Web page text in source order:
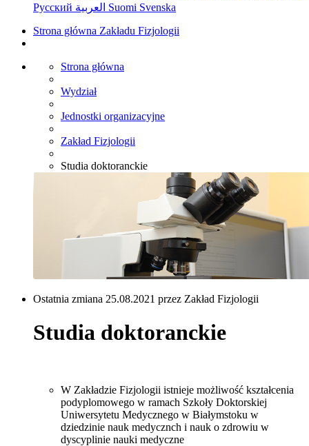
Русский
Suomi Svenska
Strona główna Zakładu Fizjologii
Strona główna
Wydział
Jednostki organizacyjne
Zakład Fizjologii
Studia doktoranckie
Ostatnia zmiana 25.08.2021 przez Zakład Fizjologii
Studia doktoranckie
W Zakładzie Fizjologii istnieje możliwość kształcenia
podyplomowego w ramach Szkoły Doktorskiej
Uniwersytetu Medycznego w Białymstoku w
dziedzinie nauk medycznch i nauk o zdrowiu w
dyscyplinie nauki medyczne